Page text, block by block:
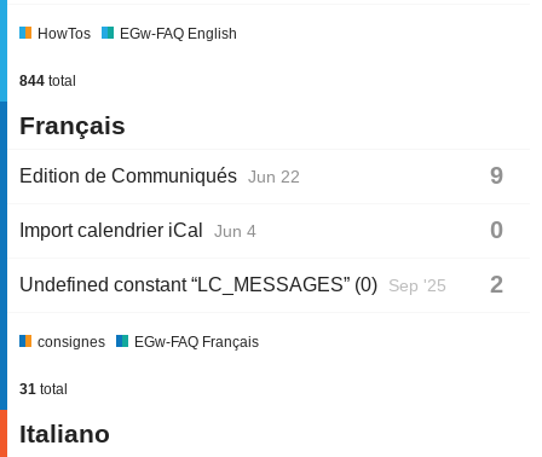
HowTos EGw-FAQ English
844 total
Français
Edition de Communiqués Jun 22 9
Import calendrier iCal Jun 4 0
Undefined constant “LC_MESSAGES” (0) Sep '25 2
consignes EGw-FAQ Français
31 total
Italiano